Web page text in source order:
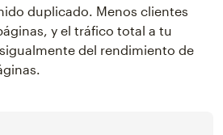
duplicado. Menos clientes
y el tráfico total a tu
del rendimiento de